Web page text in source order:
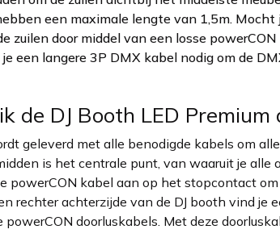
een maximale lengte van 1,5m.
zuilen door middel van een losse
een langere 3P DMX kabel nodig om de
de DJ Booth LED Premium
geleverd met alle benodigde kabels om
is het centrale punt, van waaruit je alle
powerCON kabel aan op het stopcontact
rechter achterzijde van de DJ booth vind je
powerCON doorluskabels. Met deze